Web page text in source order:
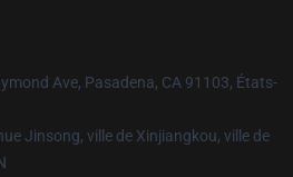
Ave, Pasadena, CA 91103, États-
Jinsong, ville de Xinjiangkou, ville de